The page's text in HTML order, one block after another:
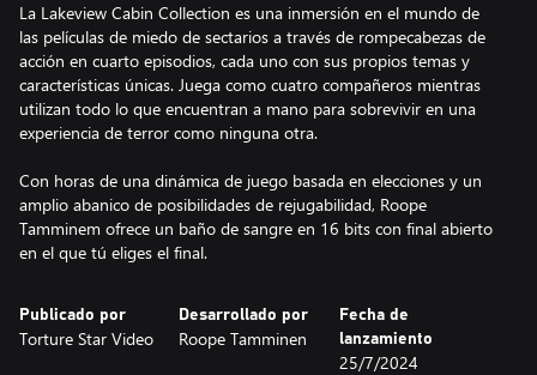
La Lakeview Cabin Collection es una inmersión en el mundo de
las películas de miedo de sectarios a través de rompecabezas de
acción en cuarto episodios, cada uno con sus propios temas y
características únicas. Juega como cuatro compañeros mientras
utilizan todo lo que encuentran a mano para sobrevivir en una
experiencia de terror como ninguna otra.
Con horas de una dinámica de juego basada en elecciones y un
amplio abanico de posibilidades de rejugabilidad, Roope
Tamminem ofrece un baño de sangre en 16 bits con final abierto
Publicado por
Torture Star Video
Desarrollado por
Roope Tamminen
Fecha de
lanzamiento
25/7/2024